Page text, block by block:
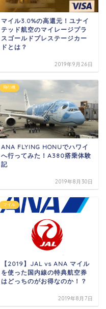
マイル3.0%の高還元！ユナイ
テッド航空のマイレージプラ
スゴールドプレステージカー
ドとは？
2019年9月26日
飛行機
ANA FLYING HONUでハワイ
へ行ってみた！A380搭乗体験
記
2019年8月30日
マイル
【2019】JAL vs ANA マイル
を使った国内線の特典航空券
はどっちのがお得なのか！？
2019年8月7日